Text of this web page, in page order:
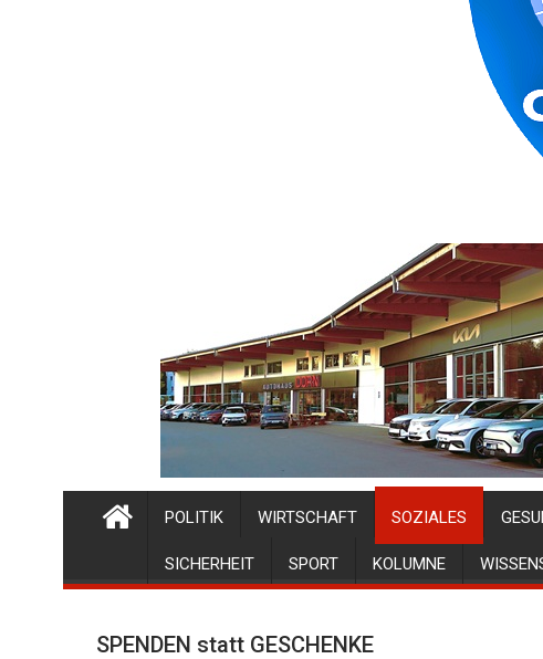
POLITIK WIRTSCHAFT SOZIALES
SICHERHEIT SPORT KOLUMNE
SPENDEN statt GESCHENKE